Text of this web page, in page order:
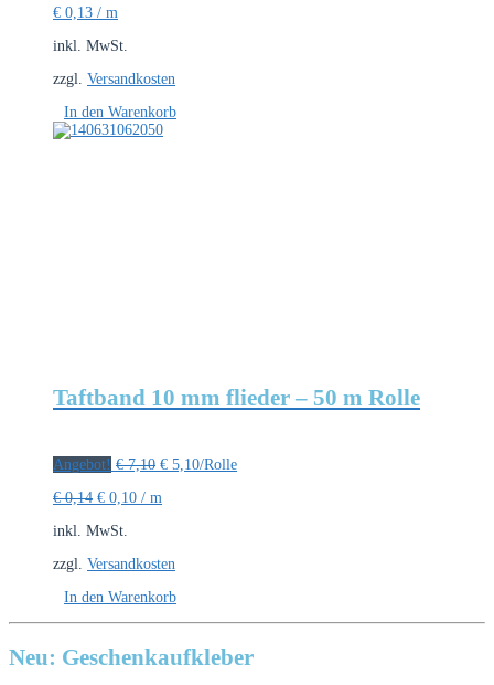
€ 0,13 / m
inkl. MwSt.
zzgl. Versandkosten
In den Warenkorb
Taftband 10 mm flieder – 50 m Rolle
Angebot! €7,10 Ursprünglicher
war:
€ 5,10Aktueller
/Rolle
€0,14 € 0,10 / m
inkl. MwSt.
zzgl. Versandkosten
In den Warenkorb
Neu: Geschenkaufkleber